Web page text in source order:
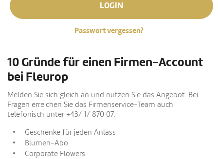
LOGIN
Passwort vergessen?
10 Gründe für einen Firmen-Account
bei Fleurop
Melden Sie sich gleich an und nutzen Sie das Angebot. Bei
Fragen erreichen Sie das Firmenservice-Team auch
telefonisch unter +43/ 1/ 870 07.
Geschenke für jeden Anlass
Blumen-Abo
Corporate Flowers